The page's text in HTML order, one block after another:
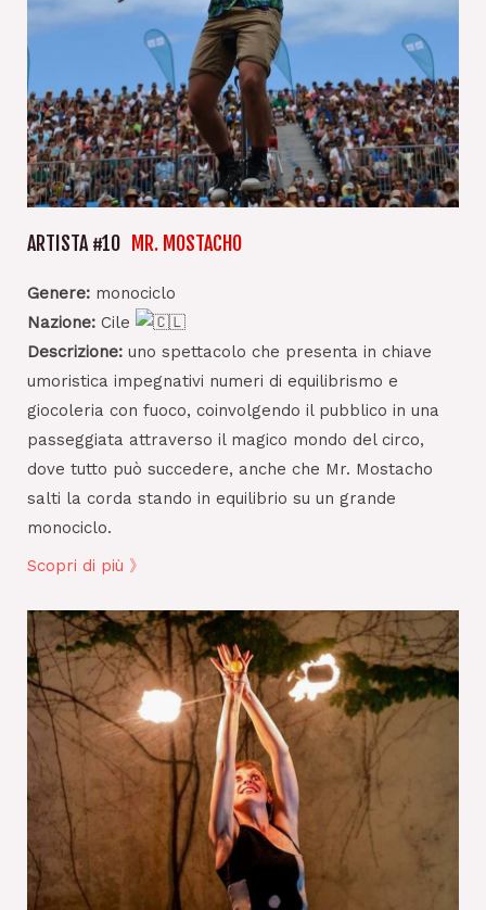
ARTISTA #10 MR. MOSTACHO
Genere: monociclo
Nazione: Cile
Descrizione: uno spettacolo che presenta in chiave
umoristica impegnativi numeri di equilibrismo e
giocoleria con fuoco, coinvolgendo il pubblico in una
passeggiata attraverso il magico mondo del circo,
dove tutto può succedere, anche che Mr. Mostacho
salti la corda stando in equilibrio su un grande
monociclo.
Scopri di più 》